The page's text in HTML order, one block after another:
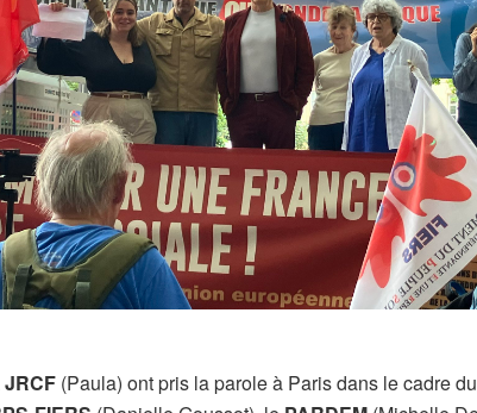
JRCF (Paula) ont pris la parole à Paris dans le cadre du